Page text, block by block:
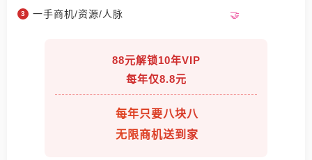
一手商机/资源/人脉
88元解锁10年VIP
每年仅8.8元
每年只要八块八
无限商机送到家